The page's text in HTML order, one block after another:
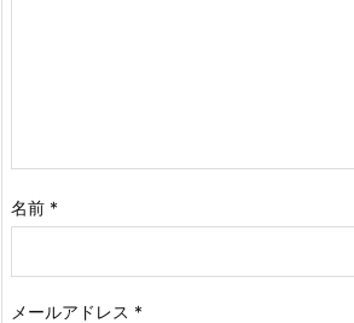
名前 *
メールアドレス *